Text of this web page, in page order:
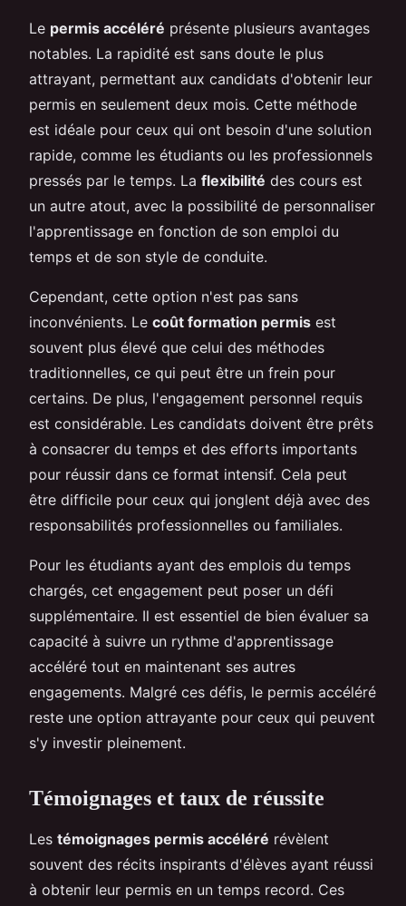
Le permis accéléré présente plusieurs avantages
notables. La rapidité est sans doute le plus
attrayant, permettant aux candidats d'obtenir leur
permis en seulement deux mois. Cette méthode
est idéale pour ceux qui ont besoin d'une solution
rapide, comme les étudiants ou les professionnels
pressés par le temps. La flexibilité des cours est
un autre atout, avec la possibilité de personnaliser
l'apprentissage en fonction de son emploi du
temps et de son style de conduite.
Cependant, cette option n'est pas sans
inconvénients. Le coût formation permis est
souvent plus élevé que celui des méthodes
traditionnelles, ce qui peut être un frein pour
certains. De plus, l'engagement personnel requis
est considérable. Les candidats doivent être prêts
à consacrer du temps et des efforts importants
pour réussir dans ce format intensif. Cela peut
être difficile pour ceux qui jonglent déjà avec des
responsabilités professionnelles ou familiales.
Pour les étudiants ayant des emplois du temps
chargés, cet engagement peut poser un défi
supplémentaire. Il est essentiel de bien évaluer sa
capacité à suivre un rythme d'apprentissage
accéléré tout en maintenant ses autres
engagements. Malgré ces défis, le permis accéléré
reste une option attrayante pour ceux qui peuvent
s'y investir pleinement.
Témoignages et taux de réussite
Les témoignages permis accéléré révèlent
souvent des récits inspirants d'élèves ayant réussi
à obtenir leur permis en un temps record. Ces